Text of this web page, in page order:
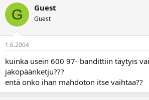
s
k
s
t
e
l
n
a
l
o
t
p
ä
v
ä
G Guest
Guest
1.6.2004
kuinka usein 600 97- bandittiin täytyis
jakopäänketju???
entä onko ihan mahdoton itse vaihtaa??